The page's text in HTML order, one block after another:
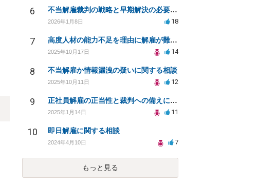
6 不当解雇裁判の戦略と早期解決の必要性についての相談
2026年1月8日 18
7 高度人材の能力不足を理由に解雇が難しいのはなぜ？
2025年10月17日 14
8 不当解雇か情報漏洩の疑いに関する相談
2025年10月11日 12
9 正社員解雇の正当性と裁判への備えについての相談
2025年1月14日 11
10 即日解雇に関する相談
2024年4月10日 7
もっと見る